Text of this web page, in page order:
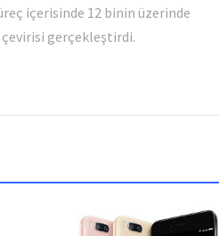
içerisinde 12 binin üzerinde
çevirisi gerçekleştirdi.